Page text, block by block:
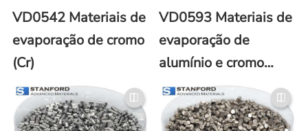
VD0542 Materiais de
evaporação de cromo
(Cr)
VD0593 Materiais de
evaporação de
alumínio e cromo
(Al/Cr)